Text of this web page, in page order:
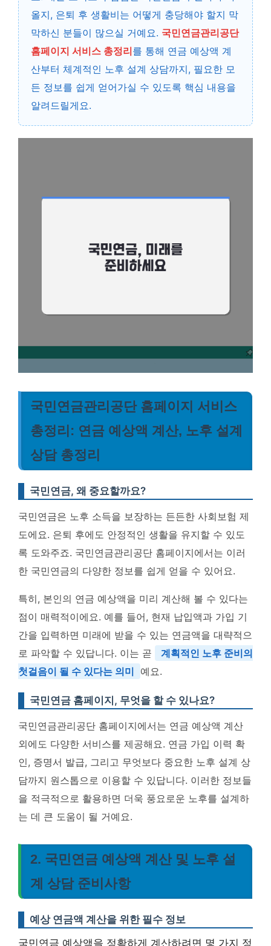
올지, 은퇴 후 생활비는 어떻게 충당해야 할지 막
막하신 분들이 많으실 거예요. 국민연금관리공단
홈페이지 서비스 총정리를 통해 연금 예상액 계
산부터 체계적인 노후 설계 상담까지, 필요한 모
든 정보를 쉽게 얻어가실 수 있도록 핵심 내용을
알려드릴게요.
국민연금관리공단 홈페이지 서비스
총정리: 연금 예상액 계산, 노후 설계
상담 총정리
국민연금, 왜 중요할까요?
국민연금은 노후 소득을 보장하는 든든한 사회보험 제
도에요. 은퇴 후에도 안정적인 생활을 유지할 수 있도
록 도와주죠. 국민연금관리공단 홈페이지에서는 이러
한 국민연금의 다양한 정보를 쉽게 얻을 수 있어요.
특히, 본인의 연금 예상액을 미리 계산해 볼 수 있다는
점이 매력적이에요. 예를 들어, 현재 납입액과 가입 기
간을 입력하면 미래에 받을 수 있는 연금액을 대략적으
로 파악할 수 있답니다. 이는 곧
계획적인 노후 준비의
첫걸음이 될 수 있다는 의미
예요.
국민연금 홈페이지, 무엇을 할 수 있나요?
국민연금관리공단 홈페이지에서는 연금 예상액 계산
외에도 다양한 서비스를 제공해요. 연금 가입 이력 확
인, 증명서 발급, 그리고 무엇보다 중요한 노후 설계 상
담까지 원스톱으로 이용할 수 있답니다. 이러한 정보들
을 적극적으로 활용하면 더욱 풍요로운 노후를 설계하
는 데 큰 도움이 될 거예요.
2. 국민연금 예상액 계산 및 노후 설
계 상담 준비사항
예상 연금액 계산을 위한 필수 정보
국민연금 예상액을 정확하게 계산하려면 몇 가지 정